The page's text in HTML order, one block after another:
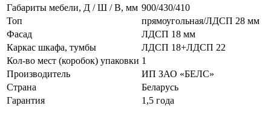
Габариты мебели, Д / Ш / В, мм 900/430/410
Топ
прямоугольная/ЛДСП 28 мм
Фасад
ЛДСП 18 мм
Каркас шкафа, тумбы
ЛДСП 18+ЛДСП 22
Кол-во мест (коробок) упаковки 1
Производитель
ИП ЗАО «БЕЛС»
Страна
Беларусь
Гарантия
1,5 года